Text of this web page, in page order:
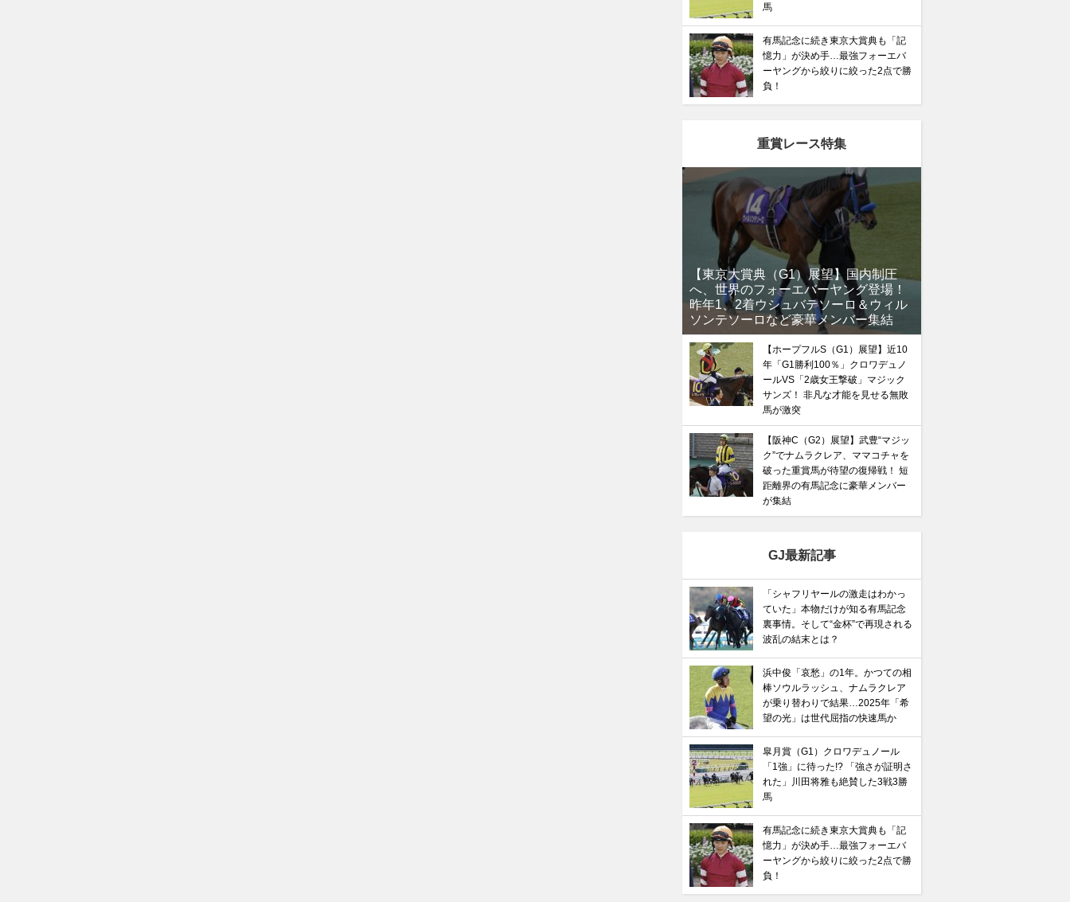
馬
有馬記念に続き東京大賞典も「記
憶力」が決め手…最強フォーエバ
ーヤングから絞りに絞った2点で勝
負！
重賞レース特集
【東京大賞典（G1）展望】国内制圧
へ、世界のフォーエバーヤング登場！
昨年1、2着ウシュバテソーロ＆ウィル
ソンテソーロなど豪華メンバー集結
【ホープフルS（G1）展望】近10
年「G1勝利100％」クロワデュノ
ールVS「2歳女王撃破」マジック
サンズ！ 非凡な才能を見せる無敗
馬が激突
【阪神C（G2）展望】武豊“マジッ
ク”でナムラクレア、ママコチャを
破った重賞馬が待望の復帰戦！ 短
距離界の有馬記念に豪華メンバー
が集結
GJ最新記事
「シャフリヤールの激走はわかっ
ていた」本物だけが知る有馬記念
裏事情。そして“金杯”で再現される
波乱の結末とは？
浜中俊「哀愁」の1年。かつての相
棒ソウルラッシュ、ナムラクレア
が乗り替わりで結果…2025年「希
望の光」は世代屈指の快速馬か
皐月賞（G1）クロワデュノール
「1強」に待った!? 「強さが証明さ
れた」川田将雅も絶賛した3戦3勝
馬
有馬記念に続き東京大賞典も「記
憶力」が決め手…最強フォーエバ
ーヤングから絞りに絞った2点で勝
負！